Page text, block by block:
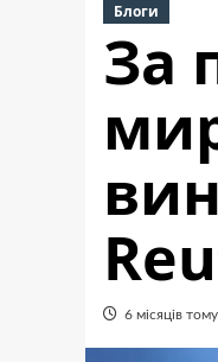
Блоги
За
6 місяців